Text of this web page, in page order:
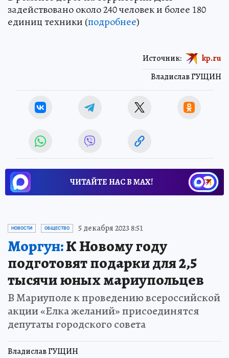
задействовано около 240 человек и более 180
единиц техники (подробнее)
Владислав ГУЩИН
Источник: kp.ru
ЧИТАЙТЕ НАС В МАХ!
НОВОСТИ ОБЩЕСТВО 5 декабря 2023 8:51
Моргун:К Новому году
подготовят подарки для 2,5
тысячи юных мариупольцев
В Мариуполе к проведению всероссийской
акции «Елка желаний» присоединятся
депутаты городского совета
Владислав ГУЩИН